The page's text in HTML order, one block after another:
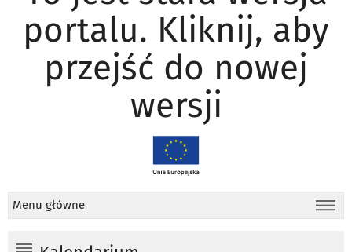
portalu. Kliknij, aby
przejść do nowej
wersji
Menu główne